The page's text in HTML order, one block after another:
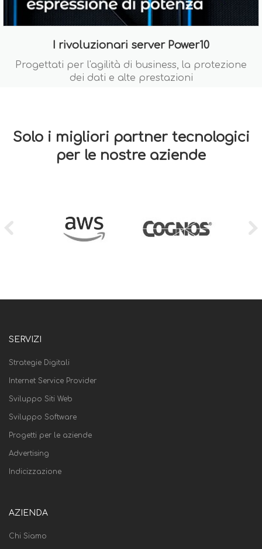
I rivoluzionari server Power10
Progettati per l'agilità di business, la protezione
dei dati e alte prestazioni
Solo i migliori partner tecnologici
per le nostre aziende
SERVIZI
Strategie Digitali
Internet Service Provider
Sviluppo Siti Web
Sviluppo Software
Progetti per le aziende
Advertising
Indicizzazione
AZIENDA
Chi Siamo